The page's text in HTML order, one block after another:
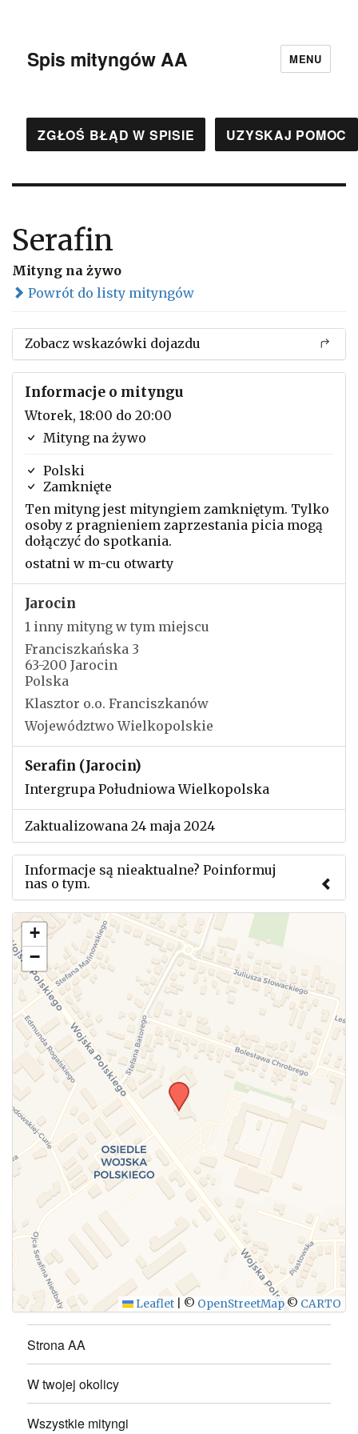
Spis mityngów AA MENU
ZGŁOŚ BŁĄD W SPISIE UZYSKAJ POMOC
Serafin
Mityng na żywo
Powrót do listy mityngów
Zobacz wskazówki dojazdu
Informacje o mityngu
Wtorek, 18:00 do 20:00
Mityng na żywo
Polski
Zamknięte
Ten mityng jest mityngiem zamkniętym. Tylko
osoby z pragnieniem zaprzestania picia mogą
dołączyć do spotkania.
ostatni w m-cu otwarty
Jarocin
1 inny mityng w tym miejscu
Franciszkańska 3
63-200 Jarocin
Polska
Klasztor o.o. Franciszkanów
Województwo Wielkopolskie
Serafin (Jarocin)
Intergrupa Południowa Wielkopolska
Zaktualizowana 24 maja 2024
Informacje są nieaktualne? Poinformuj
nas o tym.
Użyj tego formularza aby przesłać informację o
zmianach w powyższym mityngu.
WYŚLIJ
+
−
Leaflet © OpenStreetMap© CARTO
Strona AA
W twojej okolicy
Wszystkie mityngi